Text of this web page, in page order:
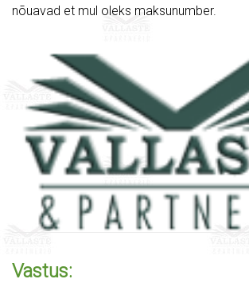
nõuavad et mul oleks maksunumber.
Vastus: